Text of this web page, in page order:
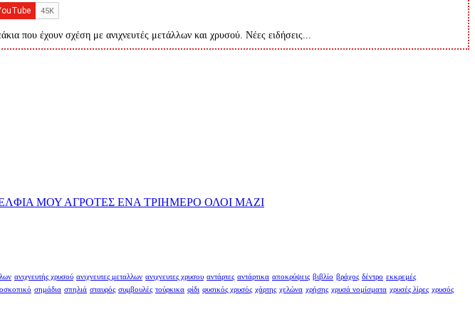
που έχουν σχέση με ανιχνευτές μετάλλων και χρυσού. Νέες ειδήσεις...
ΜΟΥ ΑΓΡΟΤΕΣ ΕΝΑ ΤΡΙΗΜΕΡΟ ΟΛΟΙ ΜΑΖΙ
ανιχνευτής χρυσού ανιχνευτες μεταλλων ανιχνευτες χρυσου αντάρτες αντάρτικα αποκρύψεις βιβλίο βράχος δέντρο εκκρεμές
σημάδια σπηλιά σταυρός συμβουλές τούρκικα φίδι φυσικός χρυσός χάρτης χελώνα χρήσης χρυσά νομίσματα χρυσές λίρες χρυσός